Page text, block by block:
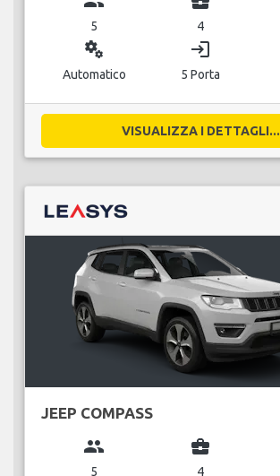
5 4
miscellaneous_services
Automatico
login
5 Porta
VISUALIZZA I DETTAGLI...
JEEP COMPASS
group
5
business_center
4